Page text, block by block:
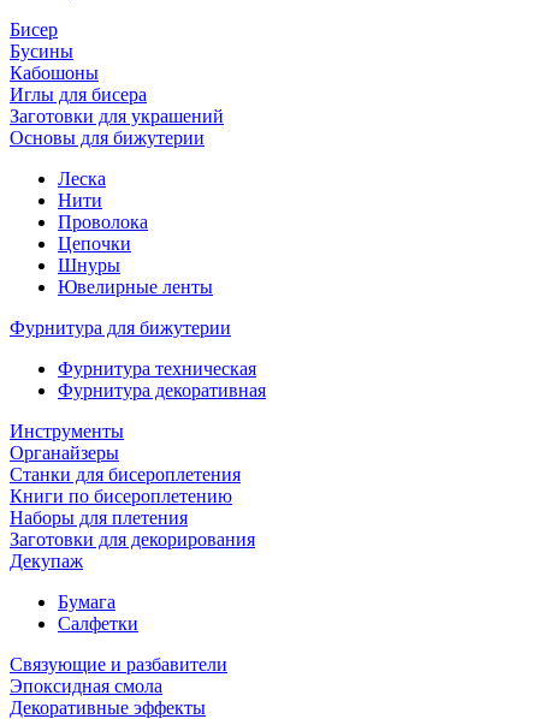
Бисер
Бусины
Кабошоны
Иглы для бисера
Заготовки для украшений
Основы для бижутерии
Леска
Нити
Проволока
Цепочки
Шнуры
Ювелирные ленты
Фурнитура для бижутерии
Фурнитура техническая
Фурнитура декоративная
Инструменты
Органайзеры
Станки для бисероплетения
Книги по бисероплетению
Наборы для плетения
Заготовки для декорирования
Декупаж
Бумага
Салфетки
Связующие и разбавители
Эпоксидная смола
Декоративные эффекты